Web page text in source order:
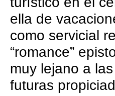
ella de
como servicial
“romance”
muy lejano a
futuras